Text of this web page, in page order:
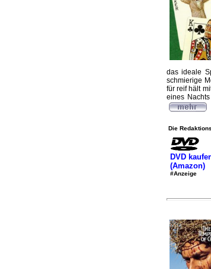
das ideale
schmierige
für reif hält
eines
Die
DVD
(Amazon)
#Anzeige